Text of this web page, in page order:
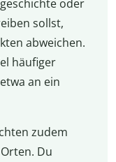
oder
sollst,
abweichen.
häufiger
an ein
zudem
Du